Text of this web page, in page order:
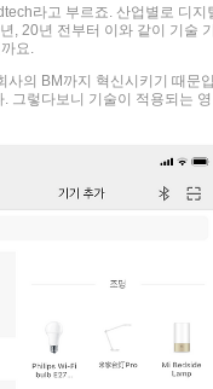
라고 부르죠. 산업별로 디지
, 20년 전부터 이와 같이 기술 기
요.
의 BM까지 혁신시키기 때문입
그렇다보니 기술이 적용되는 영